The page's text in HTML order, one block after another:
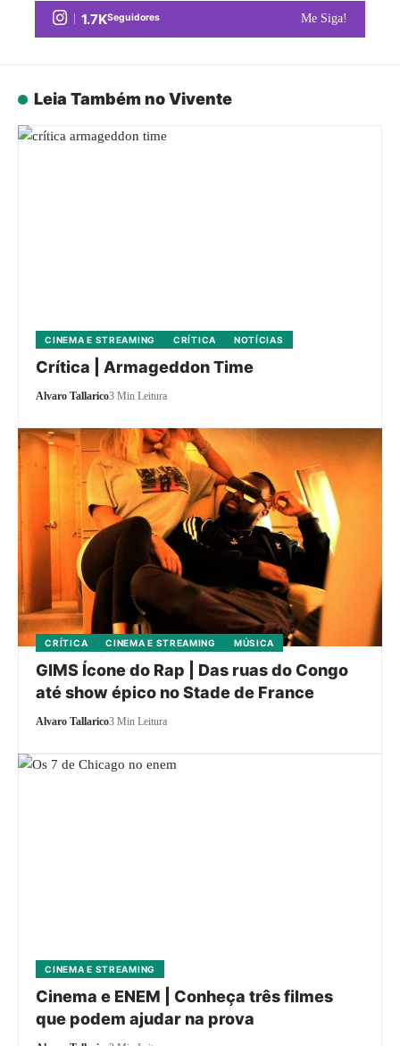
1.7KSeguidores Me Siga!
Leia Também no Vivente
CINEMA E STREAMING CRÍTICA NOTÍCIAS
Crítica | Armageddon Time
Alvaro Tallarico3 Min Leitura
CRÍTICA CINEMA E STREAMING MÚSICA
GIMS Ícone do Rap | Das ruas do Congo
até show épico no Stade de France
Alvaro Tallarico3 Min Leitura
CINEMA E STREAMING
Cinema e ENEM | Conheça três filmes
que podem ajudar na prova